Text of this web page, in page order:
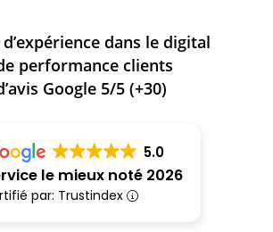
d’expérience dans le digital
performance clients
Google 5/5 (+30)
5.0
le mieux noté 2026
par: Trustindex